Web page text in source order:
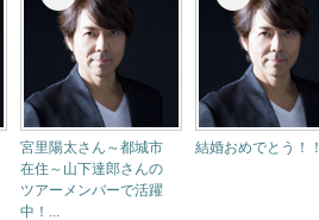
宮里陽太さん～都城市
在住～山下達郎さんの
ツアーメンバーで活躍
中！...
結婚おめでとう！！